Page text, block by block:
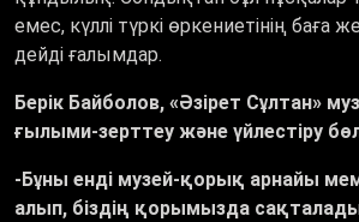
емес, күллі түркі өркениетінің баға
дейді ғалымдар.
Берік Байболов, «Әзірет Сұлтан»
ғылыми-зерттеу және үйлестіру
-Бұны енді музей-қорық арнайы
алып, біздің қорымызда